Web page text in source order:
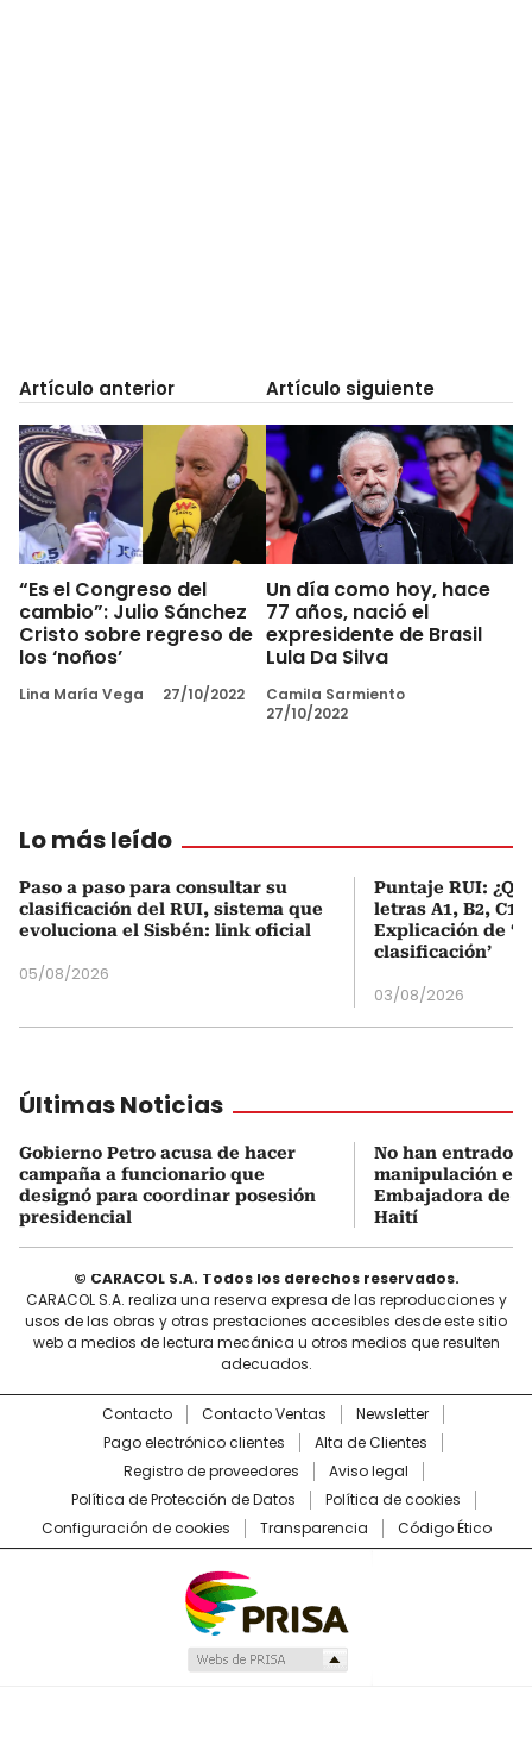
Artículo anterior
“Es el Congreso del
cambio”: Julio Sánchez
Cristo sobre regreso de
los ‘noños’
Lina María Vega 27/10/2022
Artículo siguiente
Un día como hoy, hace
77 años, nació el
expresidente de Brasil
Lula Da Silva
Camila Sarmiento
27/10/2022
Lo más leído
Paso a paso para consultar su
clasificación del RUI, sistema que
evoluciona el Sisbén: link oficial
05/08/2026
Puntaje RUI:
letras A1, B2, C1
Explicación de
clasificación’
03/08/2026
Últimas Noticias
Gobierno Petro acusa de hacer
campaña a funcionario que
designó para coordinar posesión
presidencial
No han entrado
manipulación en
Embajadora de
Haití
© CARACOL S.A. Todos los derechos reservados.
CARACOL S.A. realiza una reserva expresa de las reproducciones y
usos de las obras y otras prestaciones accesibles desde este sitio
web a medios de lectura mecánica u otros medios que resulten
adecuados.
Contacto Contacto Ventas
Newsletter
Pago electrónico clientes
Alta de Clientes
Registro de proveedores
Aviso legal
Política de Protección de Datos
Política de cookies
Configuración de cookies
Transparencia Código Ético